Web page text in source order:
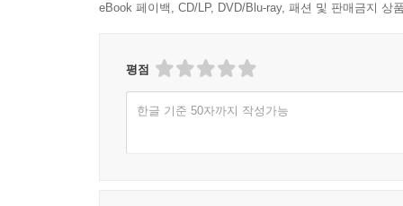
eBook 페이백, CD/LP, DVD/Blu-ray, 패션 및 판매금지 상
평점
한글 기준 50자까지 작성가능